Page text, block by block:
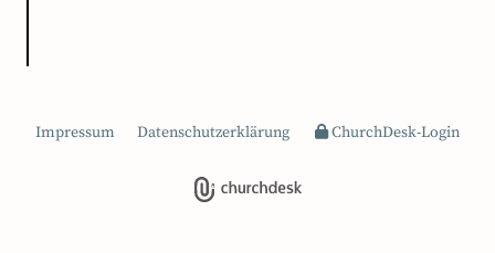
Impressum Datenschutzerklärung ChurchDesk-Login